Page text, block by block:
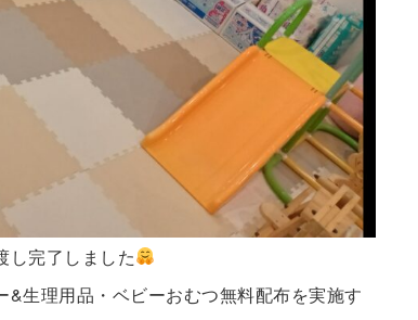
し完了しました
生理用品・ベビーおむつ無料配布を実施す